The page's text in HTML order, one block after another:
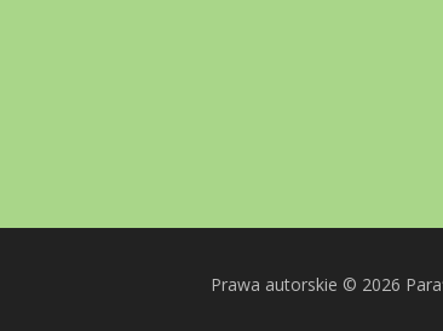
Prawa autorskie © 2026